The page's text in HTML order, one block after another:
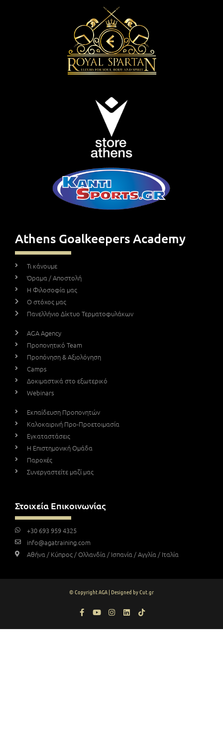
Athens Goalkeepers Academy
Τι κάνουμε
Όραμα / Αποστολή
Η Φιλοσοφία μας
Ο στόχος μας
Πανελλήνιο Δίκτυο Τερματοφυλάκων
AGA Agency
Προπονητικό Team
Προπόνηση & Αξιολόγηση
Camps
Δοκιμαστικά στο εξωτερικό
Webinars
Εκπαίδευση Προπονητών
Καλοκαιρινή Προ-Προετοιμασία
Εγκαταστάσεις
Η Επιστημονική Ομάδα
Παροχές
Συνεργαστείτε μαζί μας
Στοιχεία Επικοινωνίας
+30 693 959 4325
info@agatraining.com
Αθήνα / Κύπρος / Ολλανδία / Ισπανία / Αγγλία / Ιταλία
© Copyright AGA | Designed by Cut.gr